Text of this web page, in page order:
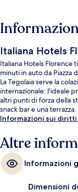
Italiana Hotels
Italiana Hotels Florence
minuti in auto da Piazza
La Tegolaia serve la
internazionale: l'ideale
altri punti di forza della
snack bar e una terrazza.
Informazioni sui diritti
Altre
Informazioni
Dimensioni